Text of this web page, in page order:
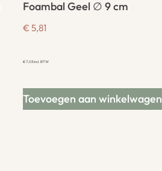
Foambal Geel ∅ 9 cm
€ 5,81
€7,03incl. BTW
Toevoegen aan winkelwagen